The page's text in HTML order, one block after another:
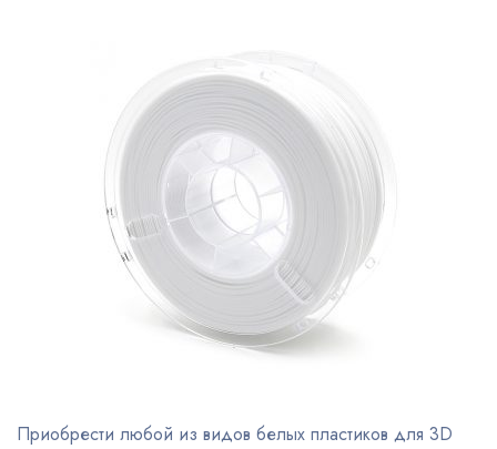
Приобрести любой из видов белых пластиков для 3D